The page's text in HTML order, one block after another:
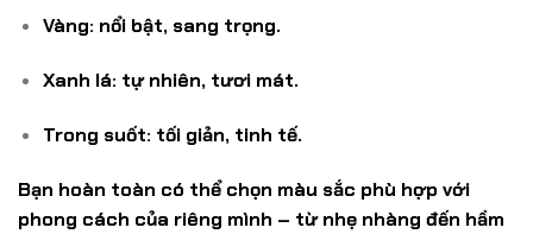
Vàng: nổi bật, sang trọng.
Xanh lá: tự nhiên, tươi mát.
Trong suốt: tối giản, tinh tế.
Bạn hoàn toàn có thể chọn màu sắc phù hợp với
phong cách của riêng mình – từ nhẹ nhàng đến hầm